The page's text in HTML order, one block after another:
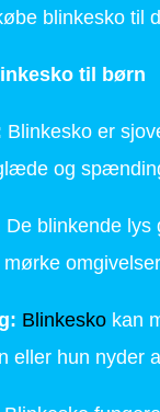
blinkesko til
til børn
Blinkesko er
og
De blinkende
Blinkesko kan
eller hun nyder